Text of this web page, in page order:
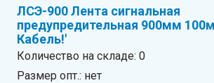
ЛСЭ-900 Лента сигнальная
предупредительная 900мм
Кабель!'
Количество на складе:0
Размер опт.: нет